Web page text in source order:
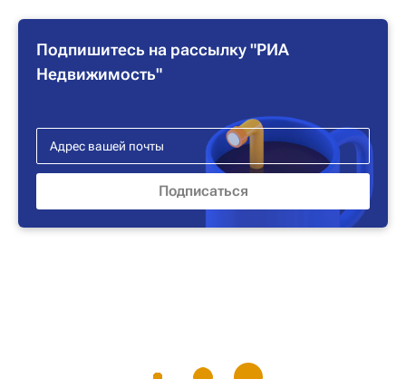
Подпишитесь на рассылку "РИА
Недвижимость"